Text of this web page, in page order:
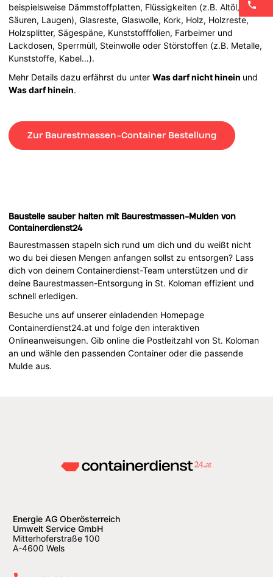
beispielsweise Dämmstoffplatten, Flüssigkeiten (z.B. Altöl,
Säuren, Laugen), Glasreste, Glaswolle, Kork, Holz, Holzreste,
Holzsplitter, Sägespäne, Kunststofffolien, Farbeimer und
Lackdosen, Sperrmüll, Steinwolle oder Störstoffen (z.B. Metalle,
Kunststoffe, Kabel…).
Mehr Details dazu erfährst du unterWas darf nicht hinein und
Was darf hinein.
Zur Baurestmassen-Container Bestellung
Baustelle sauber halten mit Baurestmassen-Mulden von
Containerdienst24
Baurestmassen stapeln sich rund um dich und du weißt nicht
wo du bei diesen Mengen anfangen sollst zu entsorgen? Lass
dich von deinem Containerdienst-Team unterstützen und dir
deine Baurestmassen-Entsorgung in St. Koloman effizient und
schnell erledigen.
Besuche uns auf unserer einladenden Homepage
Containerdienst24.at und folge den interaktiven
Onlineanweisungen. Gib online die Postleitzahl von St. Koloman
an und wähle den passenden Container oder die passende
Mulde aus.
Energie AG Oberösterreich
Umwelt Service GmbH
Mitterhoferstraße 100
A-4600 Wels